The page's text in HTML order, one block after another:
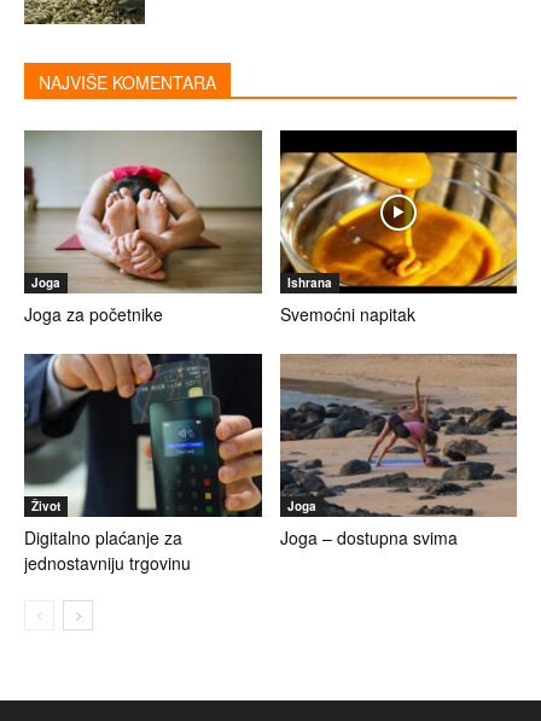
NAJVIŠE KOMENTARA
Joga
Joga za početnike
Ishrana
Svemoćni napitak
Život
Digitalno plaćanje za
jednostavniju trgovinu
Joga
Joga – dostupna svima